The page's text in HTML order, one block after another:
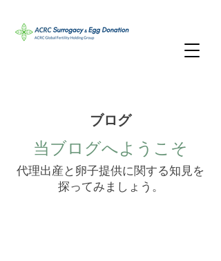
ブログ
当ブログへようこそ
代理出産と卵子提供に関する知見を
探ってみましょう。